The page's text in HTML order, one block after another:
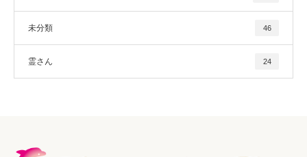
未分類 46
霊さん 24